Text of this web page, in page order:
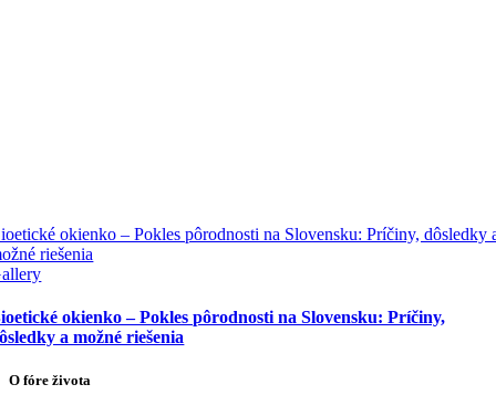
okienko – Pokles pôrodnosti na Slovensku: Príčiny, dôsledky
riešenia
okienko – Pokles pôrodnosti na Slovensku: Príčiny,
a možné riešenia
O fóre života